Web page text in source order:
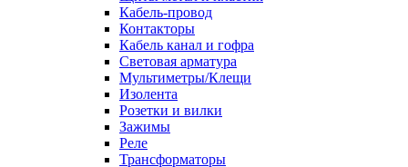
Кабель-провод
Контакторы
Кабель канал и гофра
Световая арматура
Мультиметры/Клещи
Изолента
Розетки и вилки
Зажимы
Реле
Трансформаторы